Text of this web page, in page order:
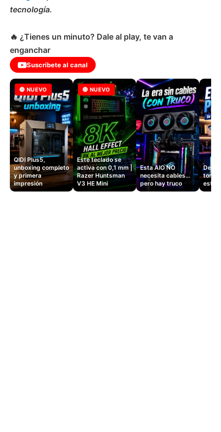
tecnología.
🔥 ¿Tienes un minuto? Dale al play, te van a
enganchar
Suscríbete al canal
🔴 NUEVO
QIDI Plus5,
unboxing completo
y primera
impresión
🔴 NUEVO
Este teclado se
activa con 0,1 mm |
Razer Huntsman
V3 HE Mini
Esta AIO NO
necesita cables…
pero hay truco
Dejé
este